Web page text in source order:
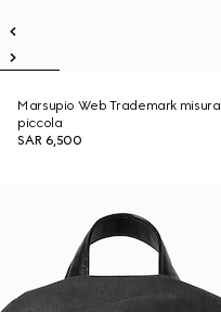
Marsupio Web Trademark misura
piccola
SAR 6,500